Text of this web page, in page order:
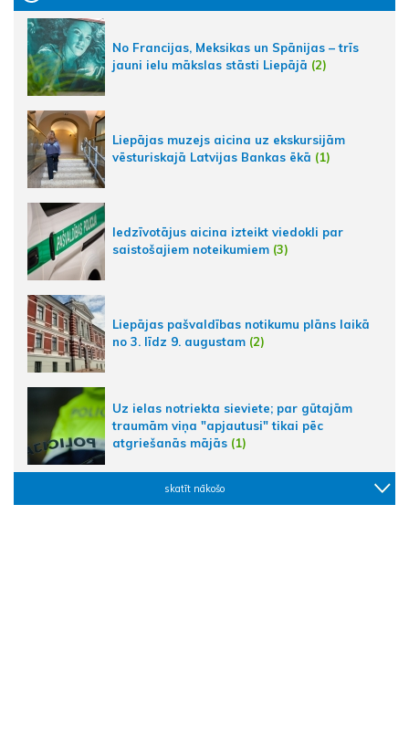
No Francijas, Meksikas un Spānijas – trīs
jauni ielu mākslas stāsti Liepājā (2)
Liepājas muzejs aicina uz ekskursijām
vēsturiskajā Latvijas Bankas ēkā (1)
Iedzīvotājus aicina izteikt viedokli par
saistošajiem noteikumiem (3)
Liepājas pašvaldības notikumu plāns laikā
no 3. līdz 9. augustam (2)
Uz ielas notriekta sieviete; par gūtajām
traumām viņa "apjautusi" tikai pēc
atgriešanās mājās (1)
skatīt nākošo